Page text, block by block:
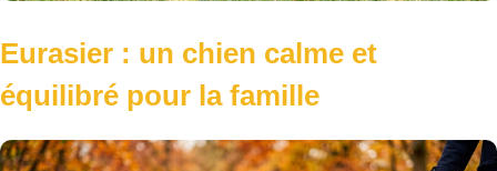
Eurasier : un chien calme et
équilibré pour la famille